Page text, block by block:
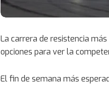
La carrera de resistencia
opciones para ver la
El fin de semana más